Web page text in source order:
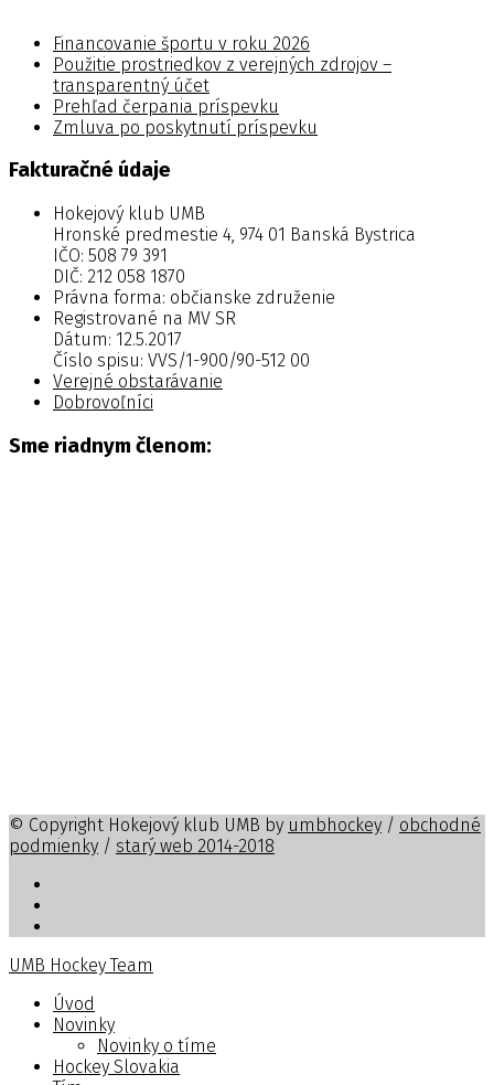
Financovanie športu v roku 2026
Použitie prostriedkov z verejných zdrojov –
transparentný účet
Prehľad čerpania príspevku
Zmluva po poskytnutí príspevku
Fakturačné údaje
Hokejový klub UMB
Hronské predmestie 4, 974 01 Banská Bystrica
IČO: 508 79 391
DIČ: 212 058 1870
Právna forma: občianske združenie
Registrované na MV SR
Dátum: 12.5.2017
Číslo spisu: VVS/1-900/90-512 00
Verejné obstarávanie
Dobrovoľníci
Sme riadnym členom:
© Copyright Hokejový klub UMB by umbhockey / obchodné
podmienky / starý web 2014-2018
UMB Hockey Team
Úvod
Novinky
Novinky o tíme
Hockey Slovakia